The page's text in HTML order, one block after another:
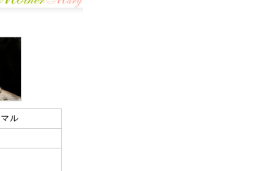
ル